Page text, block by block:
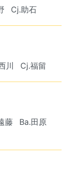
Cj.助石
川 Cj.福留
藤
Ba.田原